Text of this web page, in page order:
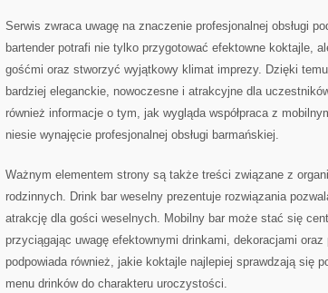
Serwis zwraca uwagę na znaczenie profesjonalnej obsługi
bartender potrafi nie tylko przygotować efektowne koktajle,
gośćmi oraz stworzyć wyjątkowy klimat imprezy. Dzięki
bardziej eleganckie, nowoczesne i atrakcyjne dla
również informacje o tym, jak wygląda współpraca z
niesie wynajęcie profesjonalnej obsługi barmańskiej.
Ważnym elementem strony są także treści związane z
rodzinnych. Drink bar weselny prezentuje rozwiązania
atrakcję dla gości weselnych. Mobilny bar może stać się
przyciągając uwagę efektownymi drinkami, dekoracjami oraz
podpowiada również, jakie koktajle najlepiej sprawdzają się
menu drinków do charakteru uroczystości.